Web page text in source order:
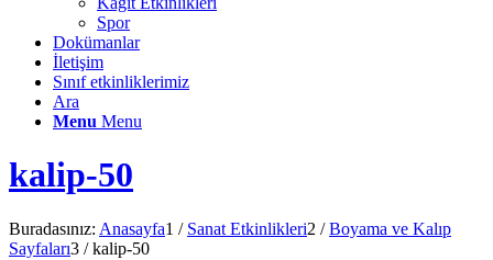
Spor
Dokümanlar
İletişim
Sınıf etkinliklerimiz
Ara
Menu Menu
kalip-50
Buradasınız: Anasayfa1 / Sanat Etkinlikleri2 / Boyama ve Kalıp
Sayfaları3 / kalip-50